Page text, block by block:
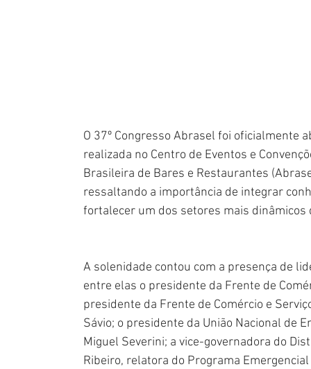
O 37º Congresso Abrasel foi oficialmente
realizada no Centro de Eventos e
Brasileira de Bares e Restaurantes
ressaltando a importância de integrar
fortalecer um dos setores mais dinâmicos
A solenidade contou com a presença de
entre elas o presidente da Frente de
presidente da Frente de Comércio e
Sávio; o presidente da União Nacional de
Miguel Severini; a vice-governadora do
Ribeiro, relatora do Programa